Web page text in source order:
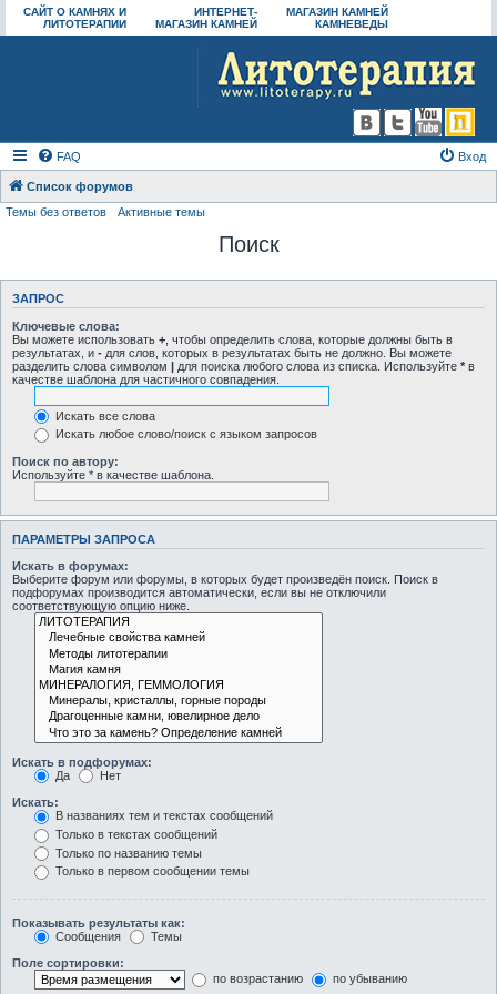
САЙТ О КАМНЯХ И
ЛИТОТЕРАПИИ
ИНТЕРНЕТ-
МАГАЗИН КАМНЕЙ
МАГАЗИН КАМНЕЙ
КАМНЕВЕДЫ
FAQ Вход
Список форумов
Темы без ответов
Активные темы
Поиск
ЗАПРОС
Ключевые слова:
Вы можете использовать + , чтобы определить слова, которые должны быть в
результатах, и - для слов, которых в результатах быть не должно. Вы можете
разделить слова символом | для поиска любого слова из списка. Используйте * в
качестве шаблона для частичного совпадения.
Искать все слова
Искать любое слово/поиск с языком запросов
Поиск по автору:
Используйте * в качестве шаблона.
ПАРАМЕТРЫ ЗАПРОСА
Искать в форумах:
Выберите форум или форумы, в которых будет произведён поиск. Поиск в
подфорумах производится автоматически, если вы не отключили
соответствующую опцию ниже.
Искать в подфорумах:
Да
Нет
Искать:
В названиях тем и текстах сообщений
Только в текстах сообщений
Только по названию темы
Только в первом сообщении темы
Показывать результаты как:
Сообщения
Темы
Поле сортировки:
по возрастанию
по убыванию